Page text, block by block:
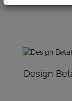
Design